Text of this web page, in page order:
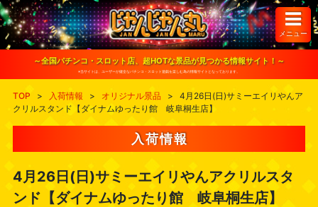
S
k
i
o
メニュー
～全国パチンコ・スロット店、超HOTな景品が見つかる情報サイト！～
※当サイトは、ユーザーが健全なパチンコ・スロット遊戯を楽しむ為の情報サイトとなっております。
TOP > 入荷情報 > オリジナル景品 >
4月26日(日)サミーエイリやんア
クリルスタンド【ダイナムゆったり館 岐阜桐生店】
入荷情報
4月26日(日)サミーエイリやんアクリルスタ
ンド【ダイナムゆったり館 岐阜桐生店】